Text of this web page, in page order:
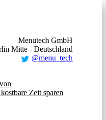
Menutech GmbH
Mitte - Deutschland
@menu_tech
Zeit sparen